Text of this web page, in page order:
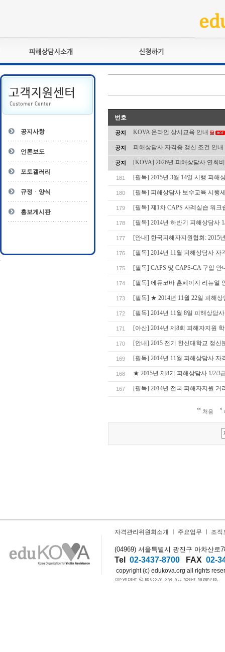
피해상담사란?
자격관리규정
상담사 자격증 확인
- 피해상담사 1급
- 전문수련감독자
- 전문수련기관
교육훈련
자격심사
자격복원
공지사항
언론보도
포토갤러리
규정ㆍ양식
홍보게시판
번호
공지 KOVA 온라인 상시교육 안내
공지 피해상담사 자격증 갱신 조건 안내
공지 [KOVA] 2026년 피해상담사 연회
181 [필독] 2015년 3월 14일 시행 피
180 [필독] 피해상담사 보수교육 시행
179 [필독] 제1차 CAPS 사례실습 워크
178 [필독] 2014년 하반기 피해상담사
177 [안내] 한국피해자지원협회: 2015
176 [필독] 2014년 11월 피해상담사
175 [필독] CAPS 및 CAPS-CA 구입 안
174 [필독] 에듀코바 홈페이지 리뉴얼
173 [필독] ★ 2014년 11월 22일 피해
172 [필독] 2014년 11월 8일 피해상담
171 [아산] 2014년 제8회 피해자지원
170 [안내] 2015 전기 한신대학교 정
169 [필독] 2014년 11월 피해상담사 자
168 ★ 2015년 제8기 피해상담사 1/2/3
167 [필독] 2014년 전국 피해자지원 거
처음
자격관리위원회소개 주요업무 조직
(04969) 서울특별시 광진구 아차산로
Tel 02-3437-8700 FAX 02-
copyright (c) edukova.org all rights